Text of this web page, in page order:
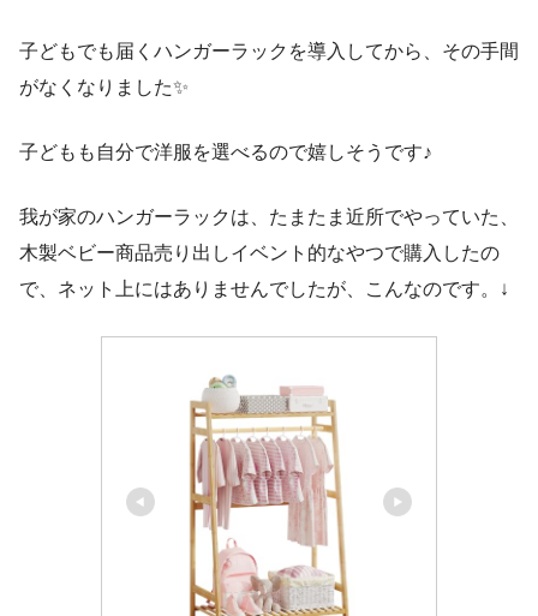
子どもでも届くハンガーラックを導入してから、その手間
がなくなりました✨
子どもも自分で洋服を選べるので嬉しそうです♪
我が家のハンガーラックは、たまたま近所でやっていた、
木製ベビー商品売り出しイベント的なやつで購入したの
で、ネット上にはありませんでしたが、こんなのです。↓